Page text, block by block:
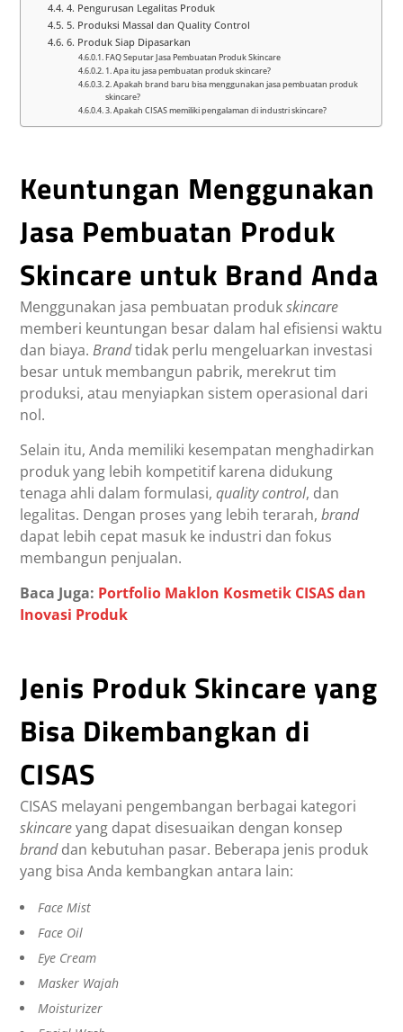
4. Pengurusan Legalitas Produk
5. Produksi Massal dan Quality Control
6. Produk Siap Dipasarkan
FAQ Seputar Jasa Pembuatan Produk Skincare
1. Apa itu jasa pembuatan produk skincare?
2. Apakah brand baru bisa menggunakan jasa pembuatan produk
skincare?
3. Apakah CISAS memiliki pengalaman di industri skincare?
Keuntungan Menggunakan
Jasa Pembuatan Produk
Skincare untuk Brand Anda
Menggunakan jasa pembuatan produkskincare
memberi keuntungan besar dalam hal efisiensi waktu
dan biaya.Brandtidak perlu mengeluarkan investasi
besar untuk membangun pabrik, merekrut tim
produksi, atau menyiapkan sistem operasional dari
nol.
Selain itu, Anda memiliki kesempatan menghadirkan
produk yang lebih kompetitif karena didukung
tenaga ahli dalam formulasi,quality control, dan
legalitas. Dengan proses yang lebih terarah,brand
dapat lebih cepat masuk ke industri dan fokus
membangun penjualan.
Baca Juga: Portfolio Maklon Kosmetik CISAS dan
Inovasi Produk
Jenis Produk Skincare yang
Bisa Dikembangkan di
CISAS
CISAS melayani pengembangan berbagai kategori
skincareyang dapat disesuaikan dengan konsep
branddan kebutuhan pasar. Beberapa jenis produk
yang bisa Anda kembangkan antara lain:
Face Mist
Face Oil
Eye Cream
Masker Wajah
Moisturizer